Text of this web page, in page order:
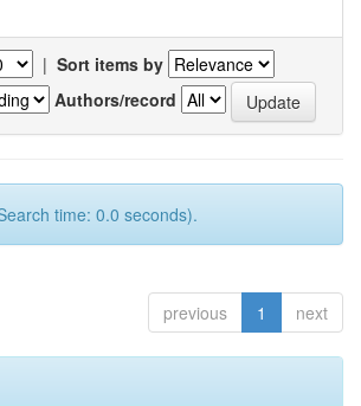
| Sort items by
Authors/record
time: 0.0 seconds).
previous 1 next